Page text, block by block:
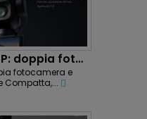
DJI Osmo Pocket 4P: doppia fotocamera e riprese...
fotocamera e
Compatta,...